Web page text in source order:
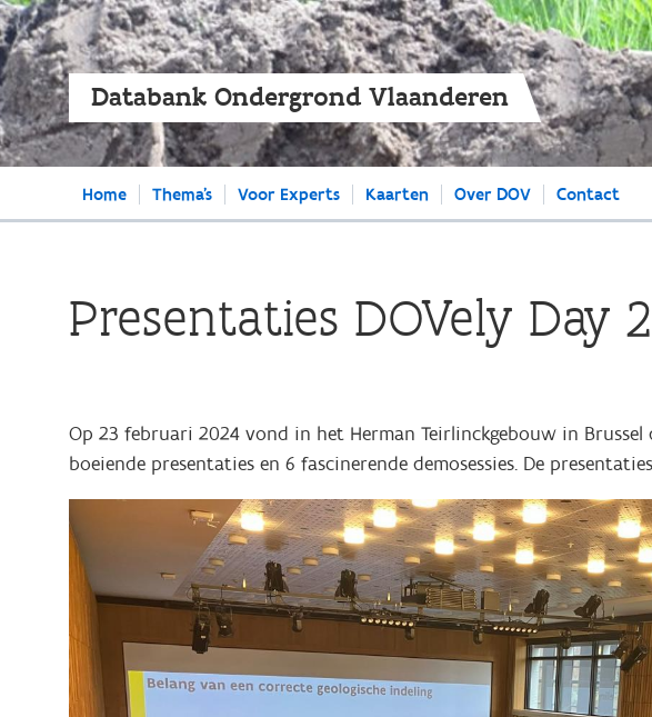
Databank Ondergrond Vlaanderen
Home Thema's Voor Experts Kaarten Over DOV Contact
Presentaties DOVely Day
Op 23 februari 2024 vond in het Herman Teirlinckgebouw in Brussel
boeiende presentaties en 6 fascinerende demosessies. De